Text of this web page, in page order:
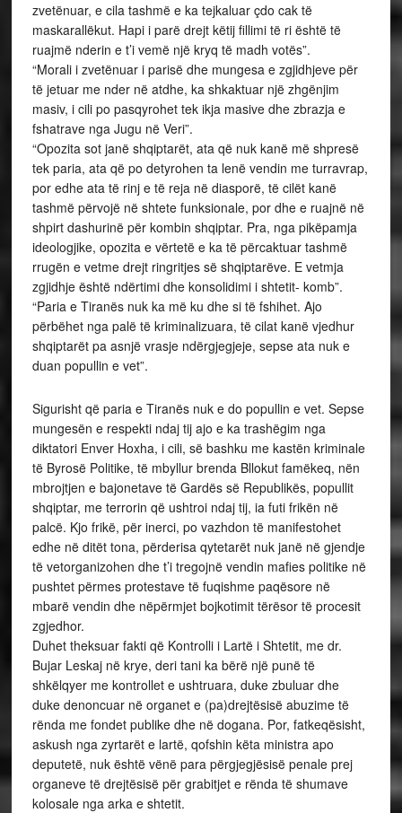
zvetënuar, e cila tashmë e ka tejkaluar çdo cak të
maskarallëkut. Hapi i parë drejt këtij fillimi të ri është të
ruajmë nderin e t’i vemë një kryq të madh votës”.
“Morali i zvetënuar i parisë dhe mungesa e zgjidhjeve për
të jetuar me nder në atdhe, ka shkaktuar një zhgënjim
masiv, i cili po pasqyrohet tek ikja masive dhe zbrazja e
fshatrave nga Jugu në Veri”.
“Opozita sot janë shqiptarët, ata që nuk kanë më shpresë
tek paria, ata që po detyrohen ta lenë vendin me turravrap,
por edhe ata të rinj e të reja në diasporë, të cilët kanë
tashmë përvojë në shtete funksionale, por dhe e ruajnë në
shpirt dashurinë për kombin shqiptar. Pra, nga pikëpamja
ideologjike, opozita e vërtetë e ka të përcaktuar tashmë
rrugën e vetme drejt ringritjes së shqiptarëve. E vetmja
zgjidhje është ndërtimi dhe konsolidimi i shtetit- komb”.
“Paria e Tiranës nuk ka më ku dhe si të fshihet. Ajo
përbëhet nga palë të kriminalizuara, të cilat kanë vjedhur
shqiptarët pa asnjë vrasje ndërgjegjeje, sepse ata nuk e
duan popullin e vet”.
Sigurisht që paria e Tiranës nuk e do popullin e vet. Sepse
mungesën e respekti ndaj tij ajo e ka trashëgim nga
diktatori Enver Hoxha, i cili, së bashku me kastën kriminale
të Byrosë Politike, të mbyllur brenda Bllokut famëkeq, nën
mbrojtjen e bajonetave të Gardës së Republikës, popullit
shqiptar, me terrorin që ushtroi ndaj tij, ia futi frikën në
palcë. Kjo frikë, për inerci, po vazhdon të manifestohet
edhe në ditët tona, përderisa qytetarët nuk janë në gjendje
të vetorganizohen dhe t’i tregojnë vendin mafies politike në
pushtet përmes protestave të fuqishme paqësore në
mbarë vendin dhe nëpërmjet bojkotimit tërësor të procesit
zgjedhor.
Duhet theksuar fakti që Kontrolli i Lartë i Shtetit, me dr.
Bujar Leskaj në krye, deri tani ka bërë një punë të
shkëlqyer me kontrollet e ushtruara, duke zbuluar dhe
duke denoncuar në organet e (pa)drejtësisë abuzime të
rënda me fondet publike dhe në dogana. Por, fatkeqësisht,
askush nga zyrtarët e lartë, qofshin këta ministra apo
deputetë, nuk është vënë para përgjegjësisë penale prej
organeve të drejtësisë për grabitjet e rënda të shumave
kolosale nga arka e shtetit.